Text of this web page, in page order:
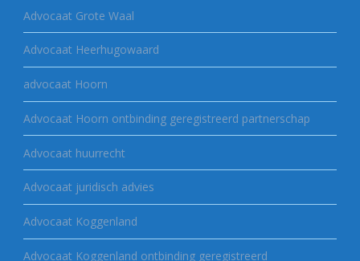
Advocaat Grote Waal
Advocaat Heerhugowaard
advocaat Hoorn
Advocaat Hoorn ontbinding geregistreerd partnerschap
Advocaat huurrecht
Advocaat juridisch advies
Advocaat Koggenland
Advocaat Koggenland ontbinding geregistreerd